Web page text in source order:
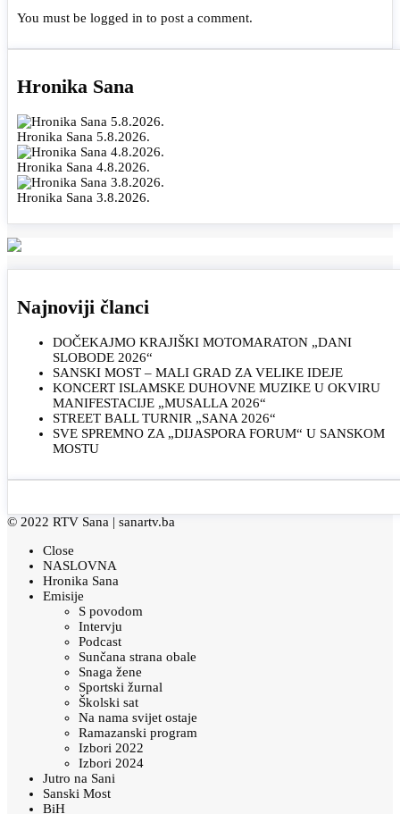
You must be logged in to post a comment.
Hronika Sana
Hronika Sana 5.8.2026.
Hronika Sana 4.8.2026.
Hronika Sana 3.8.2026.
Najnoviji članci
DOČEKAJMO KRAJIŠKI MOTOMARATON „DANI
SLOBODE 2026“
SANSKI MOST – MALI GRAD ZA VELIKE IDEJE
KONCERT ISLAMSKE DUHOVNE MUZIKE U OKVIRU
MANIFESTACIJE „MUSALLA 2026“
STREET BALL TURNIR „SANA 2026“
SVE SPREMNO ZA „DIJASPORA FORUM“ U SANSKOM
MOSTU
© 2022 RTV Sana | sanartv.ba
Close
NASLOVNA
Hronika Sana
Emisije
S povodom
Intervju
Podcast
Sunčana strana obale
Snaga žene
Sportski žurnal
Školski sat
Na nama svijet ostaje
Ramazanski program
Izbori 2022
Izbori 2024
Jutro na Sani
Sanski Most
BiH